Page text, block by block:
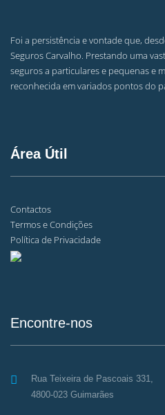
Foi a persistência e vontade que,
Seguros Carvalho. Prestando uma
seguros a particulares e pequenas e
reconhecida em variados pontos do
Área Útil
Contactos
Termos e Condições
Política de Privacidade
Encontre-nos
Rua Teixeira de Pascoais 331,
4800-023 Guimarães